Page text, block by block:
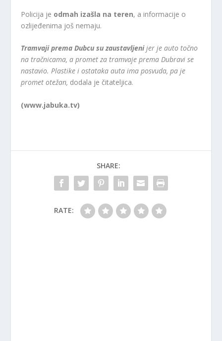
Policija je odmah izašla na teren, a informacije o
ozlijeđenima još nemaju.
Tramvaji prema Dubcu su zaustavljenijer je auto točno
na tračnicama, a promet za tramvaje prema Dubravi se
nastavio. Plastike i ostataka auta ima posvuda, pa je
promet otežan, dodala je čitateljica.
(www.jabuka.tv)
SHARE:
RATE: